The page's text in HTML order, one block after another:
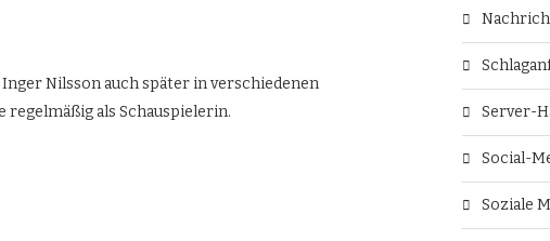
Nilsson auch später in verschiedenen
regelmäßig als Schauspielerin.
Server-
Social-
Soziale